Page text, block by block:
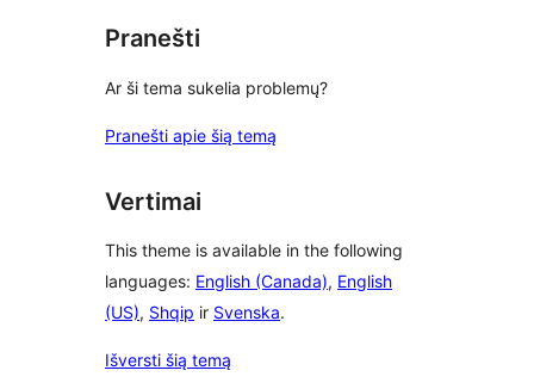
Pranešti
Ar ši tema sukelia problemų?
Pranešti apie šią temą
Vertimai
This theme is available in the following
languages: English (Canada), English
(US), Shqip ir Svenska.
Išversti šią temą